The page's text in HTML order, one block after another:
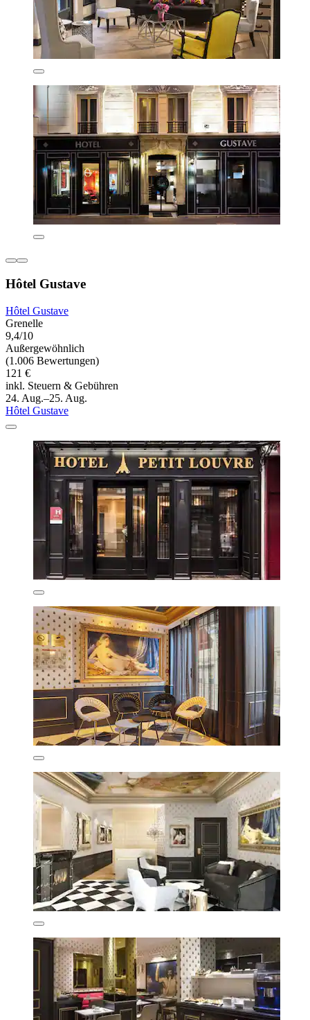
Hôtel Gustave
Hôtel Gustave
Grenelle
9,4/10
Außergewöhnlich
(1.006 Bewertungen)
121 €
inkl. Steuern & Gebühren
24. Aug.–25. Aug.
Hôtel Gustave